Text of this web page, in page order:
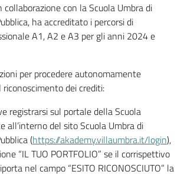
collaborazione con la Scuola Umbra di
ha accreditato i percorsi di
A1, A2 e A3 per gli anni 2024 e
per procedere autonomamente
dei crediti:
registrarsi sul portale della Scuola
all’interno del sito Scuola Umbra di
(https://akademy.villaumbra.it/login),
“IL TUO PORTFOLIO” se il corrispettivo
nel campo “ESITO RICONOSCIUTO” la